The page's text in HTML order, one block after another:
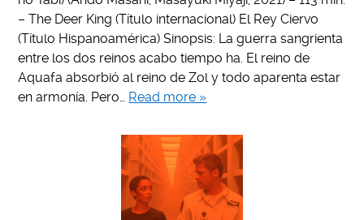
– The Deer King (Título internacional) El Rey Ciervo
(Título Hispanoamérica) Sinopsis: La guerra sangrienta
entre los dos reinos acabo tiempo ha. El reino de
Aquafa absorbió al reino de Zol y todo aparenta estar
en armonía. Pero… Read more »